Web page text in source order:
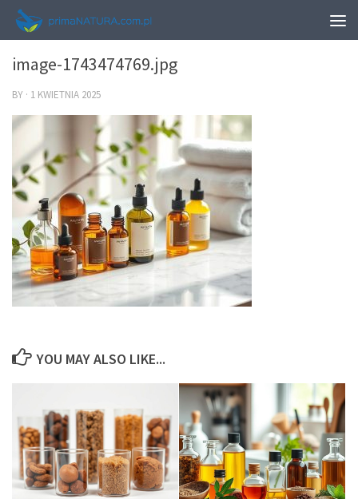
0
image-1743474769.jpg
BY · 1 KWIETNIA 2025
YOU MAY ALSO LIKE...